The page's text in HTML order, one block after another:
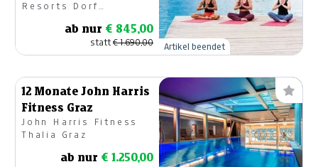
Resorts Dorf
ab nur € 845,00
statt€ 1.690,00 Artikel beendet
12 Monate John Harris
Fitness Graz
John Harris Fitness
Thalia Graz
ab nur € 1.250,00